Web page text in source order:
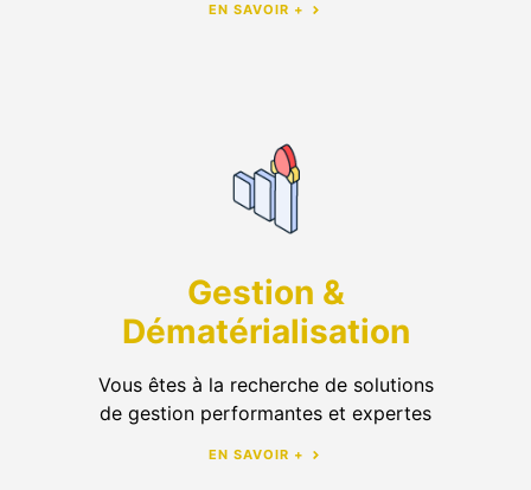
EN SAVOIR +
Gestion &
Dématérialisation
Vous êtes à la recherche de solutions
de gestion performantes et expertes
EN SAVOIR +